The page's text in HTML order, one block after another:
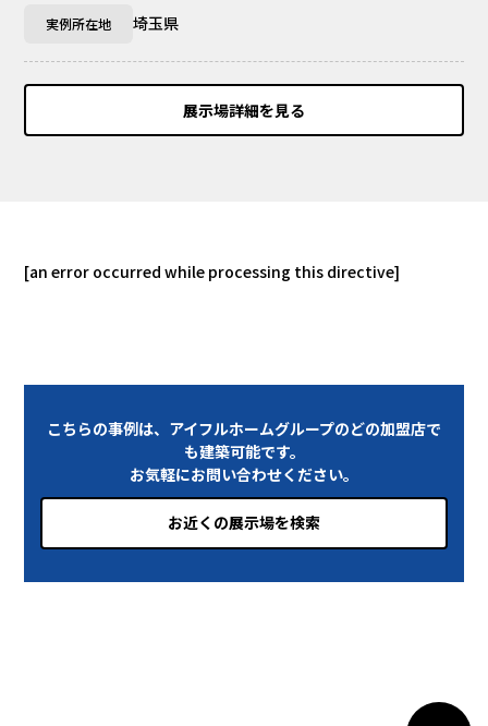
実例所在地 埼玉県
展示場詳細を見る
[an error occurred while processing this directive]
こちらの事例は、アイフルホームグループのどの加盟店で
も建築可能です。
お気軽にお問い合わせください。
お近くの展示場を検索